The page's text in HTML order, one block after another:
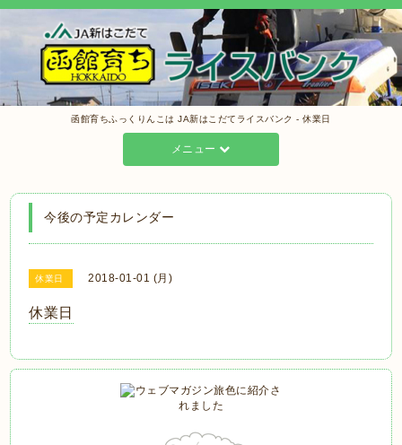
函館育ちふっくりんこは JA新はこだてライスバンク - 休業日
メニュー
今後の予定カレンダー
休業日 2018-01-01 (月)
休業日